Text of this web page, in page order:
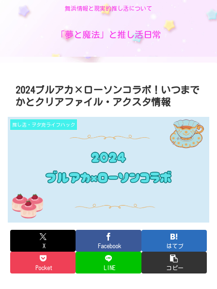
舞浜情報と現実的推し活について
「夢と魔法」と推し活日常
2024ブルアカ×ローソンコラボ！いつまで
かとクリアファイル・アクスタ情報
推し活・ヲタ充ライフハック
X Facebook はてブ
Pocket LINE コピー